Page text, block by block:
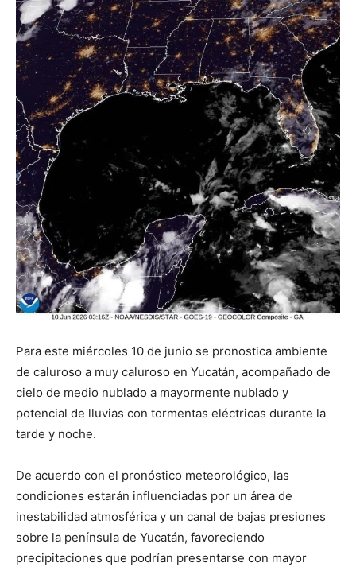
Para este miércoles 10 de junio se pronostica ambiente
de caluroso a muy caluroso en Yucatán, acompañado de
cielo de medio nublado a mayormente nublado y
potencial de lluvias con tormentas eléctricas durante la
tarde y noche.
De acuerdo con el pronóstico meteorológico, las
condiciones estarán influenciadas por un área de
inestabilidad atmosférica y un canal de bajas presiones
sobre la península de Yucatán, favoreciendo
precipitaciones que podrían presentarse con mayor